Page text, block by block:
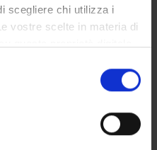
scegliere chi utilizza i
vostre scelte in materia di
consenso in qualsiasi
sui cookie o facendo clic